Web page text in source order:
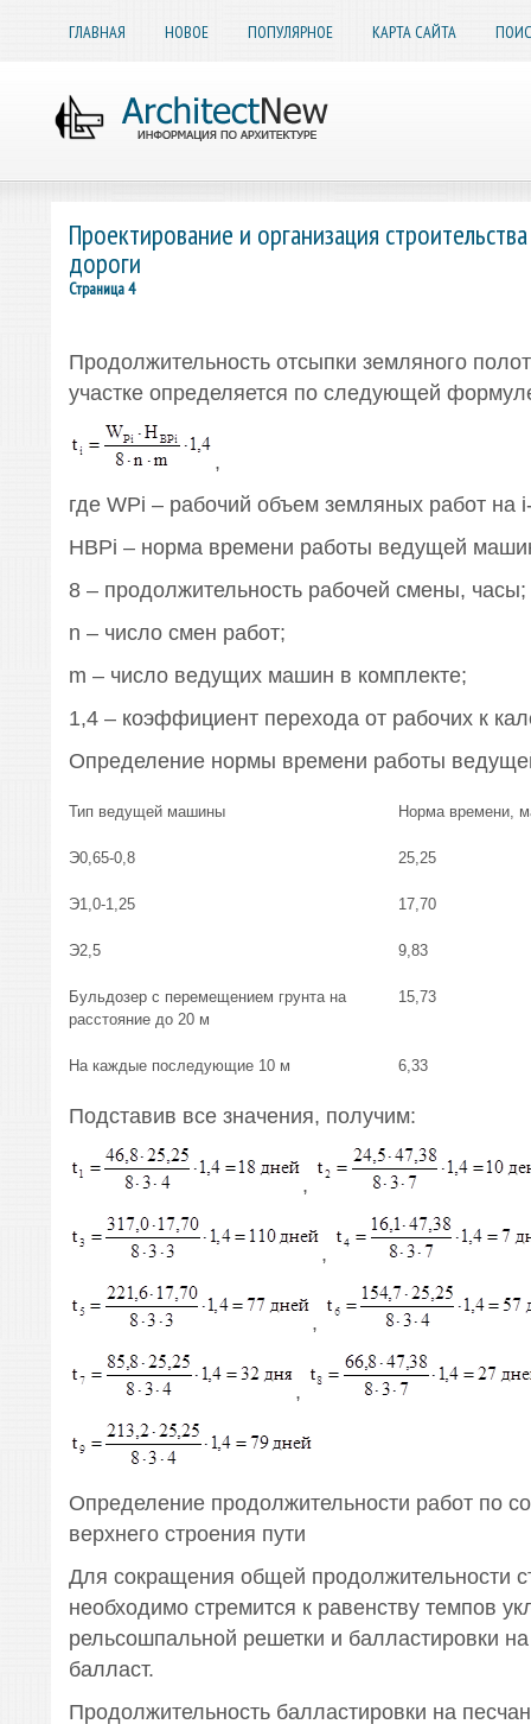
ГЛАВНАЯ НОВОЕ ПОПУЛЯРНОЕ КАРТА САЙТА
Проектирование и организация
дороги
Страница 4
Продолжительность отсыпки земляного
участке определяется по следующей
,
где WРi – рабочий объем земляных работ на
НВРi – норма времени работы ведущей
8 – продолжительность рабочей смены, часы;
n – число смен работ;
m – число ведущих машин в комплекте;
1,4 – коэффициент перехода от рабочих к
Определение нормы времени работы
Тип ведущей машины Норма времени,
Э0,65-0,8 25,25
Э1,0-1,25 17,70
Э2,5 9,83
Бульдозер с перемещением грунта на
расстояние до 20 м
15,73
На каждые последующие 10 м 6,33
Подставив все значения, получим:
,
,
,
,
Определение продолжительности работ по
верхнего строения пути
Для сокращения общей продолжительности
необходимо стремится к равенству темпов
рельсошпальной решетки и балластировки
балласт.
Продолжительность балластировки на